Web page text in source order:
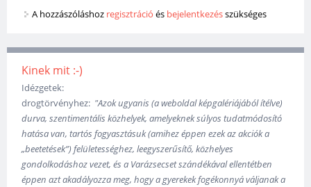
A hozzászóláshoz regisztráció és bejelentkezésszükséges
Kinek mit :-)
Idézgetek:
drogtörvényhez: "Azok ugyanis (a weboldal képgalériájából ítélve)
durva, szentimentális közhelyek, amelyeknek súlyos tudatmódosító
hatása van, tartós fogyasztásuk (amihez éppen ezek az akciók a
„beetetések”) felületességhez, leegyszerűsítő, közhelyes
gondolkodáshoz vezet, és a Varázsecset szándékával ellentétben
éppen azt akadályozza meg, hogy a gyerekek fogékonnyá váljanak a